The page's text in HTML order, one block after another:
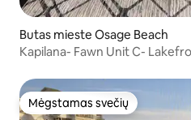
Butas mieste Osage Beach
Kapilana- Fawn Unit C-
Mėgstamas svečių
Mėgstamas svečių